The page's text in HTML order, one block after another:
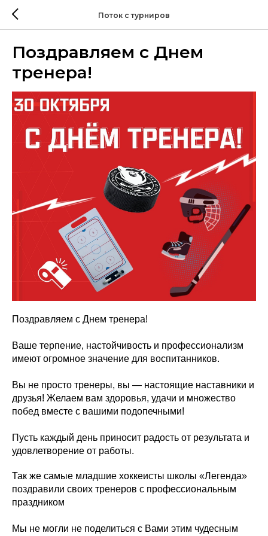
Поток с турниров
Поздравляем с Днем
тренера!
Поздравляем с Днем тренера!
Ваше терпение, настойчивость и профессионализм
имеют огромное значение для воспитанников.
Вы не просто тренеры, вы — настоящие наставники и
друзья! Желаем вам здоровья, удачи и множество
побед вместе с вашими подопечными!
Пусть каждый день приносит радость от результата и
удовлетворение от работы.
Так же самые младшие хоккеисты школы «Легенда»
поздравили своих тренеров с профессиональным
праздником
Мы не могли не поделиться с Вами этим чудесным